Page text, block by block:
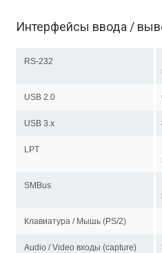
Интерфейсы ввода /
RS-232
USB 2.0
USB 3.x
LPT
SMBus
Клавиатура / Мышь (PS/2)
Audio / Video входы (capture)